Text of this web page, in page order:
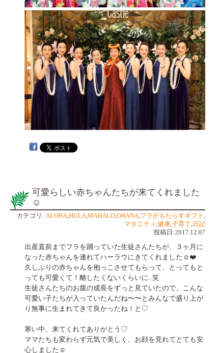
可愛らしい赤ちゃんたちが来てくれました
☺️
カテゴリ: ALOHA,HULA,MAHALO,OHANA,フラがもたらすギフト ,
マタニティ,健康,子育て, 日記
投稿日:2017.12.07
出産直前までフラを踊っていた生徒さんたちが、３ヶ月に
なった赤ちゃんを連れてハーラウにきてくれました☺️❤️
久しぶりの赤ちゃんを抱っこさせてもらって、とってもと
っても可愛くて！離したくないくらいに..笑
生徒さんたちのお腹の成長をずっと見ていたので、こんな
可愛い子たちが入っていたんだね〜〜とみんなで盛り上が
り無事に生まれてきて良かったね！と♡
寒い中、来てくれてありがとう♡
ママたちも変わらず元気で美しく、お顔を見れてとても安
心しました☺️